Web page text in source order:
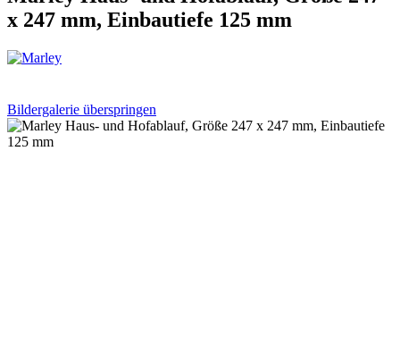
x 247 mm, Einbautiefe 125 mm
Bildergalerie überspringen